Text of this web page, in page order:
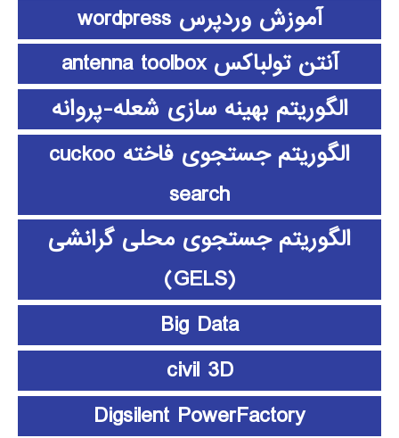
آموزش وردپرس wordpress
آنتن تولباکس antenna toolbox
الگوریتم بهینه سازی شعله-پروانه
الگوریتم جستجوی فاخته cuckoo
search
الگوریتم جستجوی محلی گرانشی
(GELS)
Big Data
civil 3D
Digsilent PowerFactory